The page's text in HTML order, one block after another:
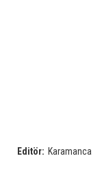
Editör: Karamanca